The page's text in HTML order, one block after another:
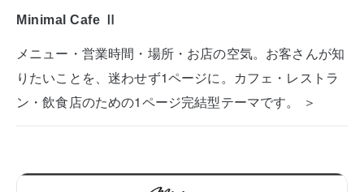
Minimal Cafe Ⅱ
メニュー・営業時間・場所・お店の空気。お客さんが知
りたいことを、迷わせず1ページに。カフェ・レストラ
ン・飲食店のための1ページ完結型テーマです。 ＞